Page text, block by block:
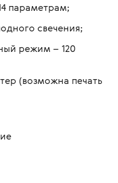
параметрам;
свечения;
режим – 120
(возможна печать